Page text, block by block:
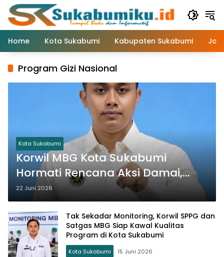
Langsung
konten
Home
Kota Sukabumi Kabupaten Sukabumi
Program Gizi Nasional
Kota Sukabumi
Korwil MBG Kota Sukabumi
Hormati Rencana Aksi Damai,
Sebut Aspirasi Masyarakat
Bagian dari Demokrasi
22 Juni 2026
Tak Sekadar Monitoring, Korwil SPPG dan
Satgas MBG Siap Kawal Kualitas
Program di Kota Sukabumi
Kota Sukabumi 15 Juni 2026